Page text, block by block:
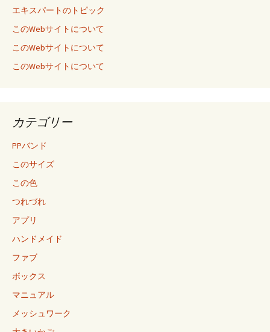
エキスパートのトピック
このWebサイトについて
このWebサイトについて
このWebサイトについて
カテゴリー
PPバンド
このサイズ
この色
つれづれ
アプリ
ハンドメイド
ファブ
ボックス
マニュアル
メッシュワーク